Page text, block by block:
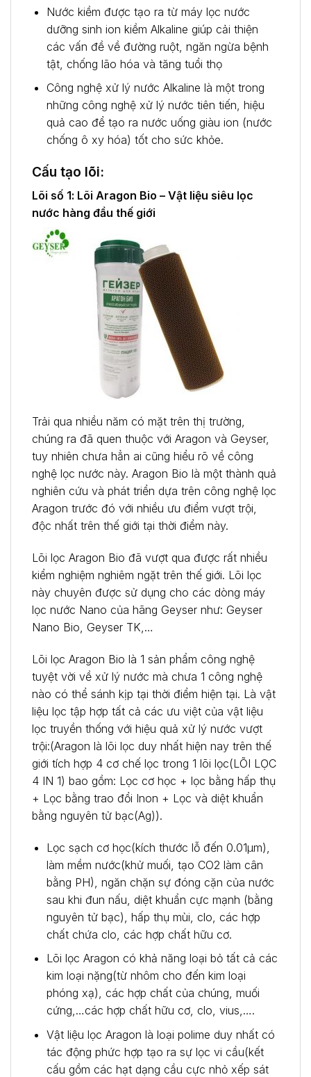
Nước kiềm được tạo ra từ máy lọc nước
dưỡng sinh ion kiềm Alkaline giúp cải thiện
các vấn đề về đường ruột, ngăn ngừa bệnh
tật, chống lão hóa và tăng tuổi thọ
Công nghệ xử lý nước Alkaline là một trong
những công nghệ xử lý nước tiên tiến, hiệu
quả cao để tạo ra nước uống giàu ion (nước
chống ô xy hóa) tốt cho sức khỏe.
Cấu tạo lõi:
Lõi số 1: Lõi Aragon Bio – Vật liệu siêu lọc
nước hàng đầu thế giới
Trải qua nhiều năm có mặt trên thị trường,
chúng ra đã quen thuộc với Aragon và Geyser,
tuy nhiên chưa hẳn ai cũng hiểu rõ về công
nghệ lọc nước này. Aragon Bio là một thành quả
nghiên cứu và phát triển dựa trên công nghệ lọc
Aragon trước đó với nhiều ưu điểm vượt trội,
độc nhất trên thế giới tại thời điểm này.
Lõi lọc Aragon Bio đã vượt qua được rất nhiều
kiểm nghiệm nghiêm ngặt trên thế giới. Lõi lọc
này chuyên được sử dụng cho các dòng máy
lọc nước Nano của hãng Geyser như: Geyser
Nano Bio, Geyser TK,…
Lõi lọc Aragon Bio là 1 sản phẩm công nghệ
tuyệt vời về xử lý nước mà chưa 1 công nghệ
nào có thể sánh kịp tại thời điểm hiện tại. Là vật
liệu lọc tập hợp tất cả các ưu việt của vật liệu
lọc truyền thống với hiệu quả xử lý nước vượt
trội:(Aragon là lõi lọc duy nhất hiện nay trên thế
giới tích hợp 4 cơ chế lọc trong 1 lõi lọc(LÕI LỌC
4 IN 1) bao gồm: Lọc cơ học + lọc bằng hấp thụ
+ Lọc bằng trao đổi Inon + Lọc và diệt khuẩn
bằng nguyên tử bạc(Ag)).
Lọc sạch cơ học(kích thước lỗ đến 0.01μm),
làm mềm nước(khử muối, tạo CO2 làm cân
bằng PH), ngăn chặn sự đóng cặn của nước
sau khi đun nấu, diệt khuẩn cực mạnh (bằng
nguyên tử bạc), hấp thụ mùi, clo, các hợp
chất chứa clo, các hợp chất hữu cơ.
Lõi lọc Aragon có khả năng loại bỏ tất cả các
kim loại nặng(từ nhôm cho đến kim loại
phóng xạ), các hợp chất của chúng, muối
cứng,…các hợp chất hữu cơ, clo, vius,….
Vật liệu lọc Aragon là loại polime duy nhất có
tác động phức hợp tạo ra sự lọc vi cầu(kết
cấu gồm các hạt dạng cầu cực nhỏ xếp sát